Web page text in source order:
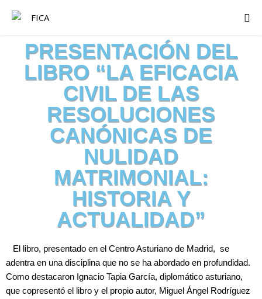
PRESENTACIÓN DEL
LIBRO “LA EFICACIA
CIVIL DE LAS
RESOLUCIONES
CANÓNICAS DE
NULIDAD
MATRIMONIAL:
HISTORIA Y
ACTUALIDAD”
El libro, presentado en el Centro Asturiano de Madrid, se
adentra en una disciplina que no se ha abordado en profundidad.
Como destacaron Ignacio Tapia García, diplomático asturiano,
que copresentó el libro y el propio autor, Miguel Ángel Rodríguez